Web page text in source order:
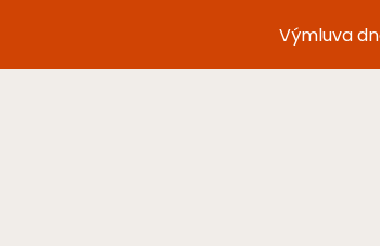
Výmluva